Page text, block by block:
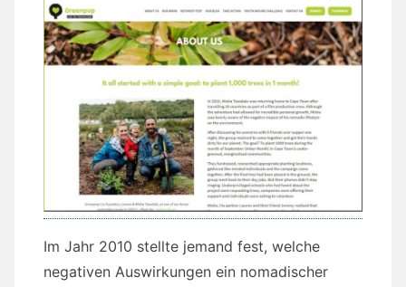
Im Jahr 2010 stellte jemand fest, welche
negativen Auswirkungen ein nomadischer